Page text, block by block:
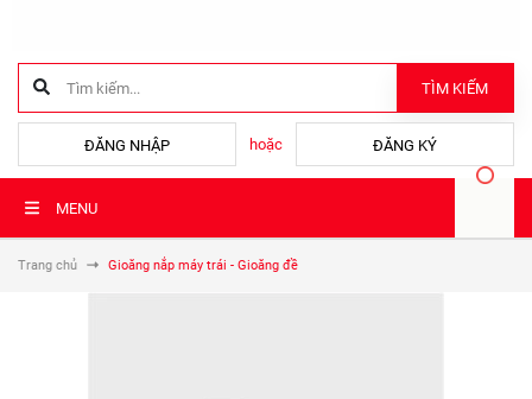
TÌM KIẾM
ĐĂNG NHẬP hoặc ĐĂNG KÝ
MENU
Trang chủ Gioăng nắp máy trái - Gioăng đề